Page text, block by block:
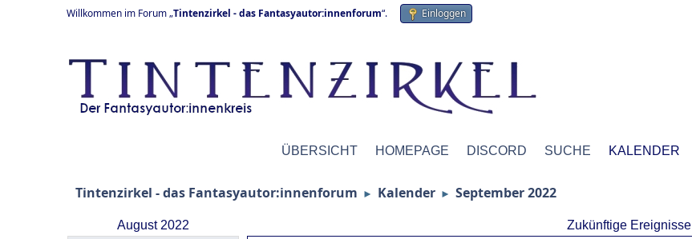
Willkommen im Forum „Tintenzirkel - das Fantasyautor:innenforum“. Einloggen
ÜBERSICHT HOMEPAGE DISCORD SUCHE KALENDER
Tintenzirkel - das Fantasyautor:innenforum ► Kalender ► September 2022
August 2022 Zukünftige Ereignisse